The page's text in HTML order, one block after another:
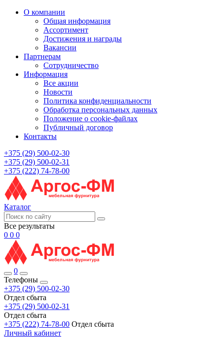
О компании
Общая информация
Ассортимент
Достижения и награды
Вакансии
Партнерам
Сотрудничество
Информация
Все акции
Новости
Политика конфиденциальности
Обработка персональных данных
Положение о cookie-файлах
Публичный договор
Контакты
+375 (29) 500-02-30
+375 (29) 500-02-31
+375 (222) 74-78-00
Каталог
Все результаты
0 0 0
0
Телефоны
+375 (29) 500-02-30
Отдел сбыта
+375 (29) 500-02-31
Отдел сбыта
+375 (222) 74-78-00 Отдел сбыта
Личный кабинет